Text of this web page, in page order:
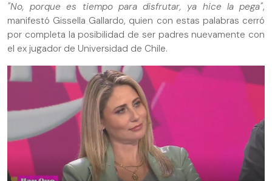
"No, porque es tiempo para disfrutar, ya hice la pega",
manifestó Gissella Gallardo, quien con estas palabras cerró
por completa la posibilidad de ser padres nuevamente con
el ex jugador de Universidad de Chile.